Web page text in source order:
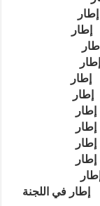
في اللجنة